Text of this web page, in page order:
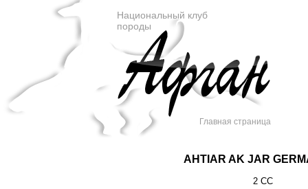
Национальный клуб
породы
Главная страница
AHTIAR AK JAR
2 СС